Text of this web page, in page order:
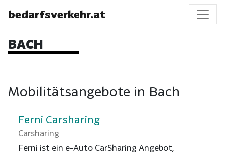
bedarfsverkehr.at
BACH
Mobilitätsangebote in Bach
Ferni Carsharing
Carsharing
Ferni ist ein e-Auto CarSharing Angebot,